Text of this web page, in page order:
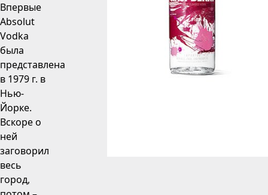
Впервые
Absolut
Vodka
была
представлена
в 1979 г. в
Нью-
Йорке.
Вскоре о
ней
заговорил
весь
город,